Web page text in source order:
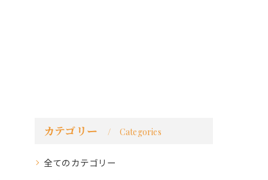
カテゴリー Categories
全てのカテゴリー